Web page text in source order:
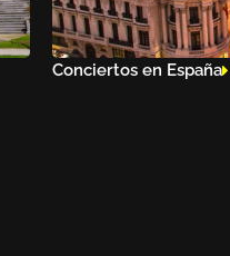
Conciertos en España